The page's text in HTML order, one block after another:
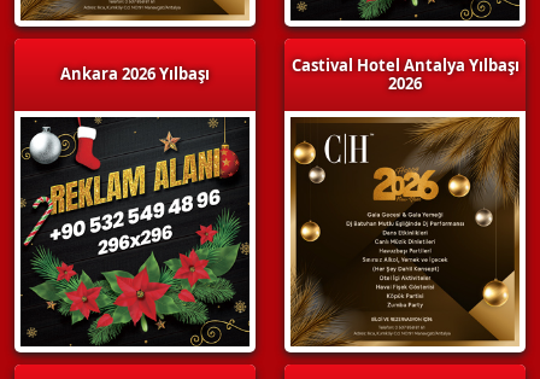
Ankara 2026 Yılbaşı
Castival Hotel Antalya Yılbaşı
2026